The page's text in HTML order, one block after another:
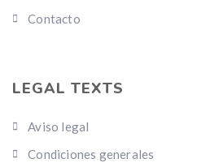
Contacto
LEGAL TEXTS
Aviso legal
Condiciones generales